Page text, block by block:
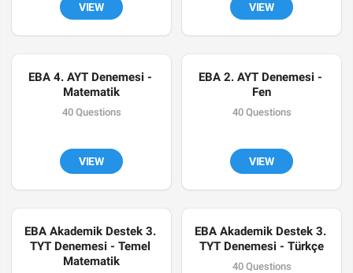
VIEW VIEW
EBA 4. AYT Denemesi -
Matematik
40 Questions
VIEW
EBA 2. AYT Denemesi -
Fen
40 Questions
VIEW
EBA Akademik Destek 3.
TYT Denemesi - Temel
Matematik
EBA Akademik Destek 3.
TYT Denemesi - Türkçe
40 Questions